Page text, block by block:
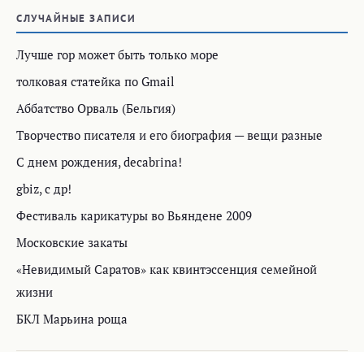
СЛУЧАЙНЫЕ ЗАПИСИ
Лучше гор может быть только море
толковая статейка по Gmail
Аббатство Орваль (Бельгия)
Творчество писателя и его биография — вещи разные
С днем рождения, decabrina!
gbiz, с др!
Фестиваль карикатуры во Вьяндене 2009
Московские закаты
«Невидимый Саратов» как квинтэссенция семейной
жизни
БКЛ Марьина роща